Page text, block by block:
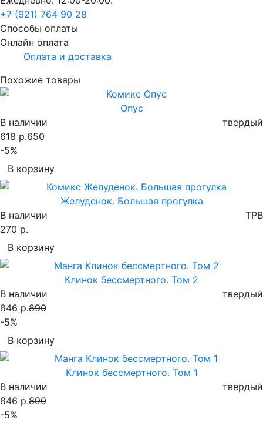
+7 (921) 764 90 28
Способы оплаты
Онлайн оплата
Оплата и доставка
Похожие товары
Опус
В наличии
твердый
618 р.650
-5%
В корзину
Желуденок. Большая прогулка
В наличии
TPB
270 р.
В корзину
Клинок бессмертного. Том 2
В наличии
твердый
846 р.890
-5%
В корзину
Клинок бессмертного. Том 1
В наличии
твердый
846 р.890
-5%